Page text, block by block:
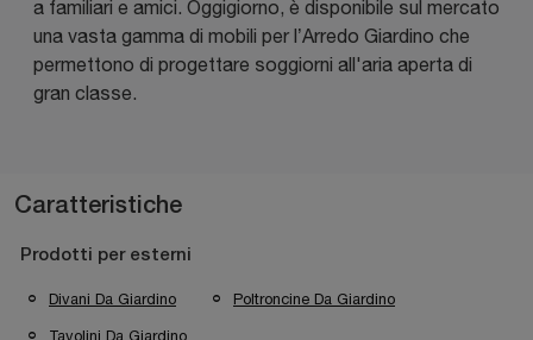
a familiari e amici. Oggigiorno, è disponibile sul mercato
una vasta gamma di mobili per l’Arredo Giardino che
permettono di progettare soggiorni all'aria aperta di
gran classe.
Caratteristiche
Prodotti per esterni
Divani Da Giardino Poltroncine Da Giardino
Tavolini Da Giardino